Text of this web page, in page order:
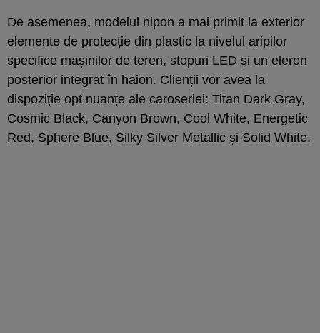
De asemenea, modelul nipon a mai primit la exterior
elemente de protecție din plastic la nivelul aripilor
specifice mașinilor de teren, stopuri LED și un eleron
posterior integrat în haion. Clienții vor avea la
dispoziție opt nuanțe ale caroseriei: Titan Dark Gray,
Cosmic Black, Canyon Brown, Cool White, Energetic
Red, Sphere Blue, Silky Silver Metallic și Solid White.